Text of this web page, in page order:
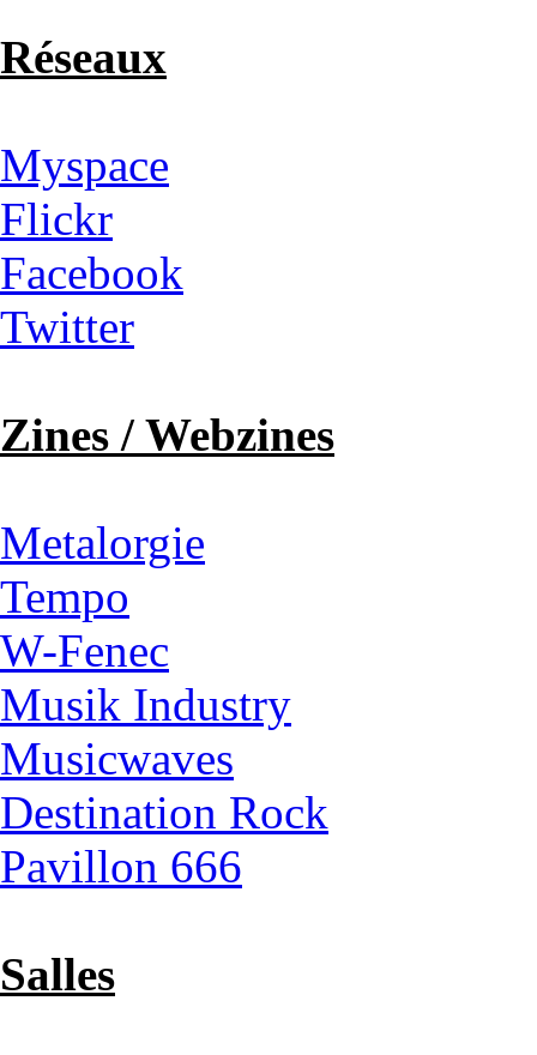
Réseaux
Myspace
Flickr
Facebook
Twitter
Zines / Webzines
Metalorgie
Tempo
W-Fenec
Musik Industry
Musicwaves
Destination Rock
Pavillon 666
Salles